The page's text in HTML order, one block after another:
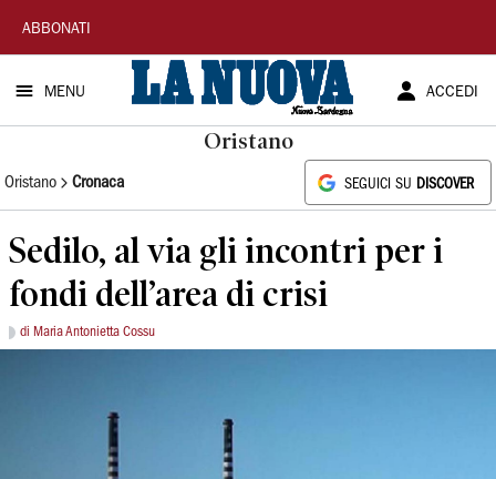
La
Nuova
Sardegna
ABBONATI
MENU ACCEDI
Oristano
Oristano Cronaca SEGUICI SU DISCOVER
Sedilo, al via gli incontri per i
fondi dell’area di crisi
di Maria Antonietta Cossu